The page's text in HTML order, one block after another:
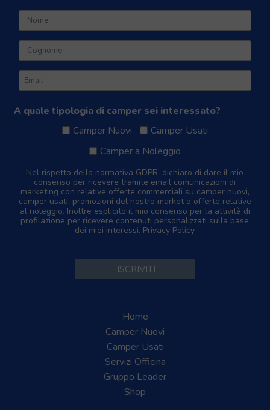
A quale tipologia di camper sei interessato?
Camper Nuovi
Camper Usati
Camper a Noleggio
Nel rispetto della normativa GDPR, dichiaro di dare il mio
consenso per ricevere tramite email comunicazioni di
marketing con relative offerte commerciali su camper nuovi,
camper usati, promozioni del nostro market o offerte relative
al noleggio. Inoltre esplicito il mio consenso per la attività di
profilazione per ricevere contenuti personalizzati sulla base
dei miei interessi. Privacy Policy
Home
Camper Nuovi
Camper Usati
Servizi Officina
Gruppo Leader
Shop